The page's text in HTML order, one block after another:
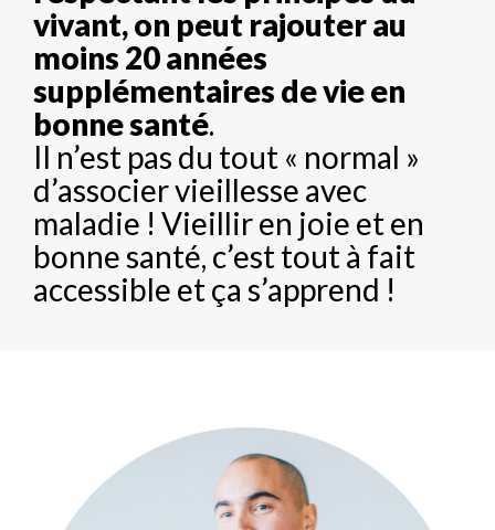
vivant, on peut rajouter au
moins 20 années
supplémentaires de vie en
bonne santé.
Il n’est pas du tout « normal »
d’associer vieillesse avec
maladie ! Vieillir en joie et en
bonne santé, c’est tout à fait
accessible et ça s’apprend !